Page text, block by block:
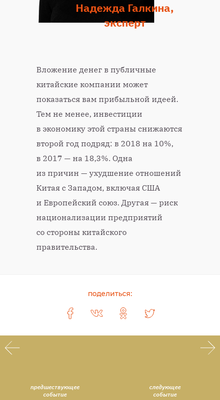
Надежда Галкина,
эксперт
Вложение денег в публичные
китайские компании может
показаться вам прибыльной идеей.
Тем не менее, инвестиции
в экономику этой страны снижаются
второй год подряд: в 2018 на 10%,
в 2017 — на 18,3%. Одна
из причин — ухудшение отношений
Китая с Западом, включая США
и Европейский союз. Другая — риск
национализации предприятий
со стороны китайского
правительства.
поделиться:
предшествующее
событие
следующее
событие